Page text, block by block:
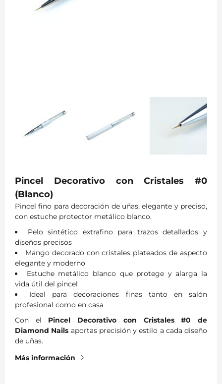
Pincel Decorativo con Cristales #0
(Blanco)
Pincel fino para decoración de uñas, elegante y preciso,
con estuche protector metálico blanco.
Pelo sintético extrafino para trazos detallados y
diseños precisos
Mango decorado con cristales plateados de aspecto
elegante y moderno
Estuche metálico blanco que protege y alarga la
vida útil del pincel
Ideal para decoraciones finas tanto en salón
profesional como en casa
Con el Pincel Decorativo con Cristales #0 de
Diamond Nails aportas precisión y estilo a cada diseño
de uñas.
Más información